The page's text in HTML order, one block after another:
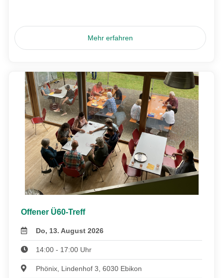
Mehr erfahren
Offener Ü60-Treff
Do, 13. August 2026
14:00 - 17:00 Uhr
Phönix, Lindenhof 3, 6030 Ebikon